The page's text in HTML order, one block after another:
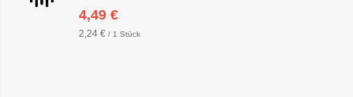
4,49 €
2,24 € / 1 Stück